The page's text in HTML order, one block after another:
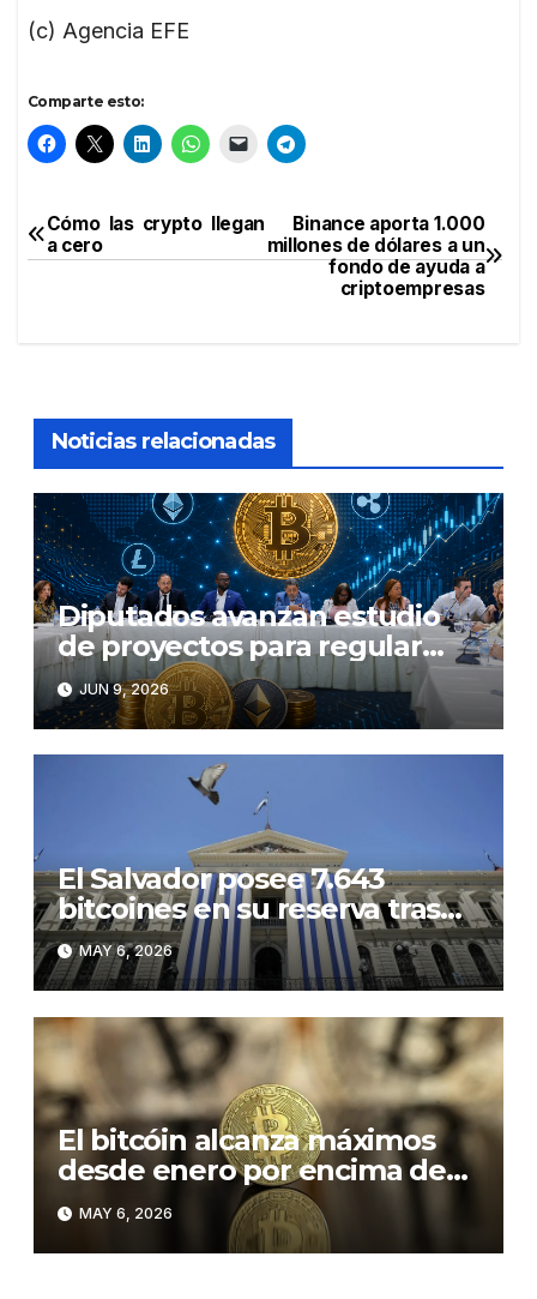
(c) Agencia EFE
Comparte esto:
Navegación
Binance aporta 1.000
millones de dólares a un
fondo de ayuda a
criptoempresas
Cómo las crypto llegan
a cero
Noticias relacionadas
Diputados avanzan estudio
de proyectos para regular
criptomonedas
JUN 9, 2026
El Salvador posee 7.643
bitcoines en su reserva tras
comprar 1.633 monedas en
2025 y 2026
MAY 6, 2026
El bitcóin alcanza máximos
desde enero por encima de
los 81.000 dólares
MAY 6, 2026